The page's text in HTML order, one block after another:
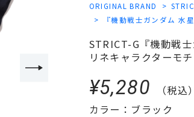
ORIGINAL BRAND
『機動戦士ガンダム 水
STRICT-G『機動戦
リネキャラクターモ
¥5,280
（税込）
カラー：ブラック